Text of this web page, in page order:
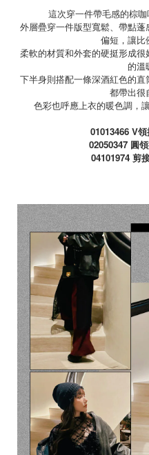
這次穿一件帶毛感的棕
外層疊穿一件版型寬鬆、帶點
偏短，讓比
柔軟的材質和外套的硬挺形成
的溫
下半身則搭配一條深酒紅色的
都帶出很
色彩也呼應上衣的暖色調，
01013466 V
02050347 圓
04101974 剪